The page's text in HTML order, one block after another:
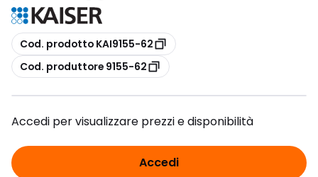
copia
Cod. prodotto KAI9155-62
copia
Cod. produttore 9155-62
Accedi per visualizzare prezzi e disponibilità
Accedi